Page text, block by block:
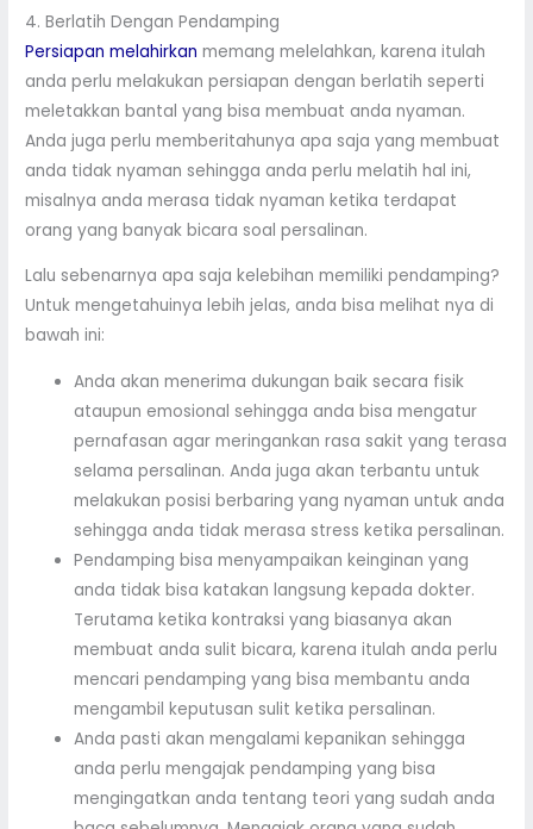
4. Berlatih Dengan Pendamping
Persiapan melahirkan memang melelahkan, karena itulah
anda perlu melakukan persiapan dengan berlatih seperti
meletakkan bantal yang bisa membuat anda nyaman.
Anda juga perlu memberitahunya apa saja yang membuat
anda tidak nyaman sehingga anda perlu melatih hal ini,
misalnya anda merasa tidak nyaman ketika terdapat
orang yang banyak bicara soal persalinan.
Lalu sebenarnya apa saja kelebihan memiliki pendamping?
Untuk mengetahuinya lebih jelas, anda bisa melihat nya di
bawah ini:
Anda akan menerima dukungan baik secara fisik
ataupun emosional sehingga anda bisa mengatur
pernafasan agar meringankan rasa sakit yang terasa
selama persalinan. Anda juga akan terbantu untuk
melakukan posisi berbaring yang nyaman untuk anda
sehingga anda tidak merasa stress ketika persalinan.
Pendamping bisa menyampaikan keinginan yang
anda tidak bisa katakan langsung kepada dokter.
Terutama ketika kontraksi yang biasanya akan
membuat anda sulit bicara, karena itulah anda perlu
mencari pendamping yang bisa membantu anda
mengambil keputusan sulit ketika persalinan.
Anda pasti akan mengalami kepanikan sehingga
anda perlu mengajak pendamping yang bisa
mengingatkan anda tentang teori yang sudah anda